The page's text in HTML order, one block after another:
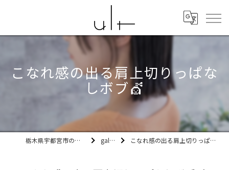
こなれ感の出る肩上切りっぱな
しボブ💇
栃木県宇都宮市の美容室ult gallery こなれ感の出る肩上切りっぱなしボブ💇